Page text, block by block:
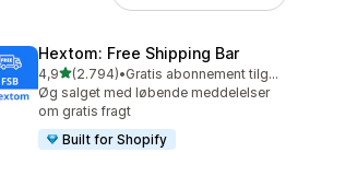
Hextom: Free Shipping Bar
4,9ud af 5 stjerner
(2.794)
2794 anmeldelser i alt
•
Gratis abonnement tilgængeligt
Øg salget med løbende meddelelser
om gratis fragt
Built for Shopify